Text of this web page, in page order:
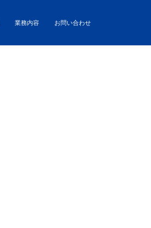
業務内容 お問い合わせ